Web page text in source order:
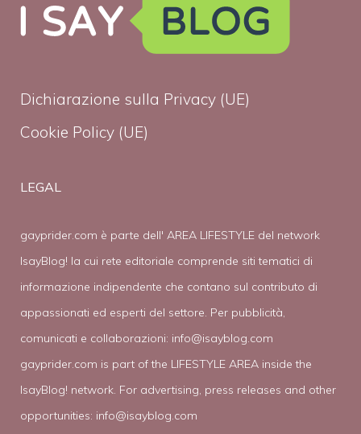
Dichiarazione sulla Privacy (UE)
Cookie Policy (UE)
LEGAL
gayprider.com è parte dell' AREA LIFESTYLE del network
IsayBlog! la cui rete editoriale comprende siti tematici di
informazione indipendente che contano sul contributo di
appassionati ed esperti del settore. Per pubblicità,
comunicati e collaborazioni: info@isayblog.com
gayprider.com is part of the LIFESTYLE AREA inside the
IsayBlog! network. For advertising, press releases and other
opportunities: info@isayblog.com